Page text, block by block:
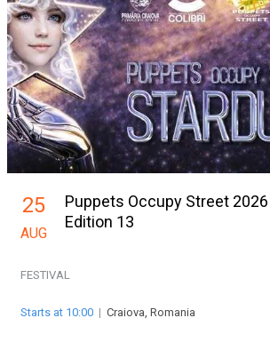
25
AUG
Puppets Occupy Street
Edition 13
FESTIVAL
Starts at 10:00 | Craiova, Romania